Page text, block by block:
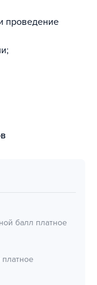
проведение
балл платное